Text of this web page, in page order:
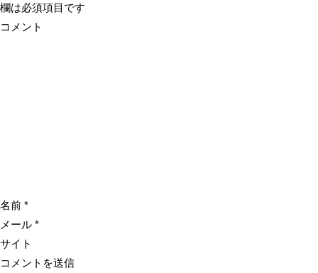
欄は必須項目です
コメント
名前 *
メール *
サイト